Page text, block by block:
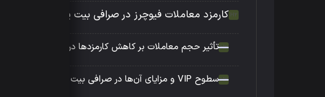
کارمزد معاملات فیوچرز در صرافی بیت یونیکس
تأثیر حجم معاملات بر کاهش کارمزدها در بیت یونیکس
سطوح VIP و مزایای آن‌ها در صرافی بیت یونیکس